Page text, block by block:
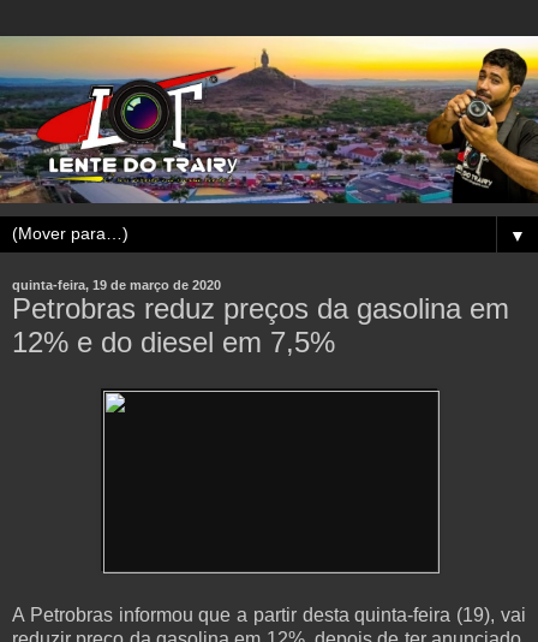
▼
quinta-feira, 19 de março de 2020
Petrobras reduz preços da gasolina em
12% e do diesel em 7,5%
A Petrobras informou que a partir desta quinta-feira (19), vai